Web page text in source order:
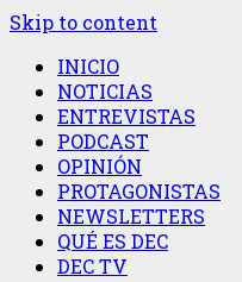
Skip to content
INICIO
NOTICIAS
ENTREVISTAS
PODCAST
OPINIÓN
PROTAGONISTAS
NEWSLETTERS
QUÉ ES DEC
DEC TV